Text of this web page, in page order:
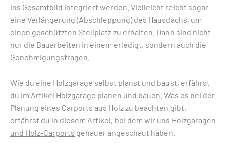
ins Gesamtbild integriert werden. Vielleicht reicht sogar
eine Verlängerung (Abschleppung) des Hausdachs, um
einen geschützten Stellplatz zu erhalten. Dann sind nicht
nur die Bauarbeiten in einem erledigt, sondern auch die
Genehmigungsfragen.
Wie du eine Holzgarage selbst planst und baust, erfährst
du im Artikel Holzgarage planen und bauen . Was es bei der
Planung eines Carports aus Holz zu beachten gibt,
erfährst du in diesem Artikel, bei dem wir uns Holzgaragen
und Holz-Carports genauer angeschaut haben.